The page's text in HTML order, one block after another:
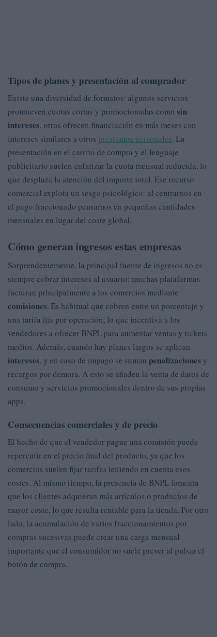
Tipos de planes y presentación al comprador
Existe una diversidad de formatos: algunos servicios
promueven cuotas cortas y promocionadas como sin
intereses, otros ofrecen financiación en más meses con
intereses similares a otros préstamos personales. La
presentación en el carrito de compra y el lenguaje
publicitario suelen enfatizar la cuota mensual reducida, lo
que desplaza la atención del importe total. Ese recurso
comercial explota un sesgo psicológico: al centrarnos en
el pago fraccionado pensamos en pequeñas cantidades
mensuales en lugar del coste global.
Cómo generan ingresos estas empresas
Sorprendentemente, la principal fuente de ingresos no es
siempre cobrar intereses al usuario: muchas plataformas
facturan principalmente a los comercios mediante
comisiones. Es habitual que cobren entre un porcentaje y
una tarifa fija por operación, lo que incentiva a los
vendedores a ofrecer BNPL para aumentar ventas y tickets
medios. Además, cuando hay planes largos se aplican
intereses, y en caso de impago se suman penalizaciones y
recargos por demora. A esto se añaden la venta de datos de
consumo y servicios promocionales dentro de sus propias
apps.
Consecuencias comerciales y de precio
El hecho de que el vendedor pague una comisión puede
repercutir en el precio final del producto, ya que los
comercios suelen fijar tarifas teniendo en cuenta esos
costes. Al mismo tiempo, la presencia de BNPL fomenta
que los clientes adquieran más artículos o productos de
mayor coste, lo que resulta rentable para la tienda. Por otro
lado, la acumulación de varios fraccionamientos por
compras sucesivas puede crear una carga mensual
importante que el consumidor no suele prever al pulsar el
botón de compra.